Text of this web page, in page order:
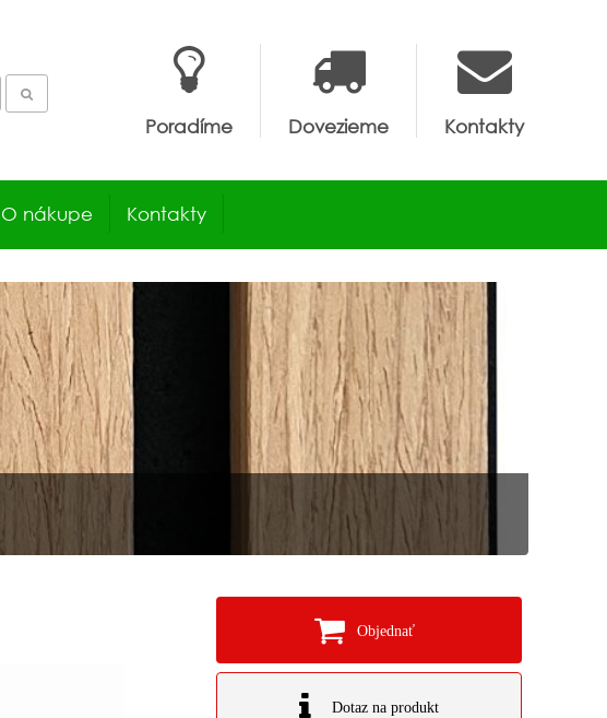
Kontakty
Dovezieme
Poradíme
O nákupe Kontakty
Objednať
Dotaz na produkt